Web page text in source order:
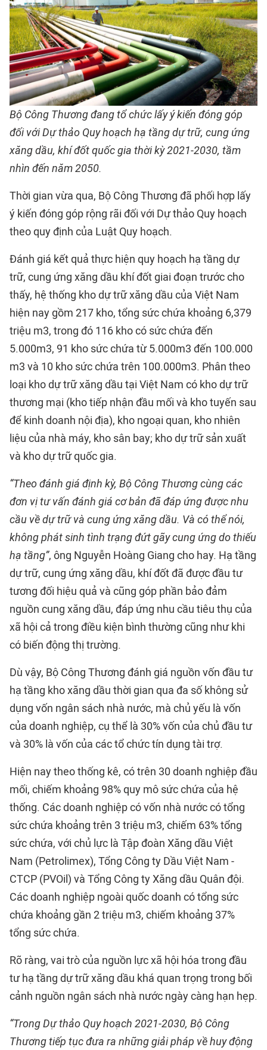
Bộ Công Thương đang tổ chức lấy ý kiến đóng góp
đối với Dự thảo Quy hoạch hạ tầng dự trữ, cung ứng
xăng dầu, khí đốt quốc gia thời kỳ 2021-2030, tầm
nhìn đến năm 2050.
Thời gian vừa qua, Bộ Công Thương đã phối hợp lấy
ý kiến đóng góp rộng rãi đối với Dự thảo Quy hoạch
theo quy định của Luật Quy hoạch.
Đánh giá kết quả thực hiện quy hoạch hạ tầng dự
trữ, cung ứng xăng dầu khí đốt giai đoạn trước cho
thấy, hệ thống kho dự trữ xăng dầu của Việt Nam
hiện nay gồm 217 kho, tổng sức chứa khoảng 6,379
triệu m3, trong đó 116 kho có sức chứa đến
5.000m3, 91 kho sức chứa từ 5.000m3 đến 100.000
m3 và 10 kho sức chứa trên 100.000m3. Phân theo
loại kho dự trữ xăng dầu tại Việt Nam có kho dự trữ
thương mại (kho tiếp nhận đầu mối và kho tuyến sau
để kinh doanh nội địa), kho ngoại quan, kho nhiên
liệu của nhà máy, kho sân bay; kho dự trữ sản xuất
và kho dự trữ quốc gia.
“Theo đánh giá định kỳ, Bộ Công Thương cùng các
đơn vị tư vấn đánh giá cơ bản đã đáp ứng được nhu
cầu về dự trữ và cung ứng xăng dầu. Và có thể nói,
không phát sinh tình trạng đứt gãy cung ứng do thiếu
hạ tầng”, ông Nguyễn Hoàng Giang cho hay. Hạ tầng
dự trữ, cung ứng xăng dầu, khí đốt đã được đầu tư
tương đối hiệu quả và cũng góp phần bảo đảm
nguồn cung xăng dầu, đáp ứng nhu cầu tiêu thụ của
xã hội cả trong điều kiện bình thường cũng như khi
có biến động thị trường.
Dù vậy, Bộ Công Thương đánh giá nguồn vốn đầu tư
hạ tầng kho xăng dầu thời gian qua đa số không sử
dụng vốn ngân sách nhà nước, mà chủ yếu là vốn
của doanh nghiệp, cụ thể là 30% vốn của chủ đầu tư
và 30% là vốn của các tổ chức tín dụng tài trợ.
Hiện nay theo thống kê, có trên 30 doanh nghiệp đầu
mối, chiếm khoảng 98% quy mô sức chứa của hệ
thống. Các doanh nghiệp có vốn nhà nước có tổng
sức chứa khoảng trên 3 triệu m3, chiếm 63% tổng
sức chứa, với chủ lực là Tập đoàn Xăng dầu Việt
Nam (Petrolimex), Tổng Công ty Dầu Việt Nam -
CTCP (PVOil) và Tổng Công ty Xăng dầu Quân đội.
Các doanh nghiệp ngoài quốc doanh có tổng sức
chứa khoảng gần 2 triệu m3, chiếm khoảng 37%
tổng sức chứa.
Rõ ràng, vai trò của nguồn lực xã hội hóa trong đầu
tư hạ tầng dự trữ xăng dầu khá quan trọng trong bối
cảnh nguồn ngân sách nhà nước ngày càng hạn hẹp.
“Trong Dự thảo Quy hoạch 2021-2030, Bộ Công
Thương tiếp tục đưa ra những giải pháp về huy động